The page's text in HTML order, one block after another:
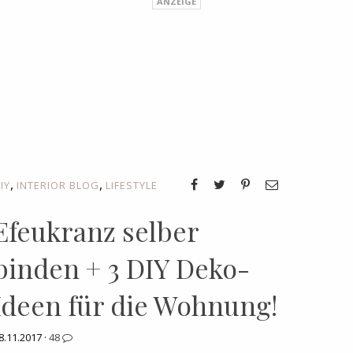
, INTERIOR BLOG, LIFESTYLE
selber
+ 3 DIY Deko-
für die Wohnung!
· 48